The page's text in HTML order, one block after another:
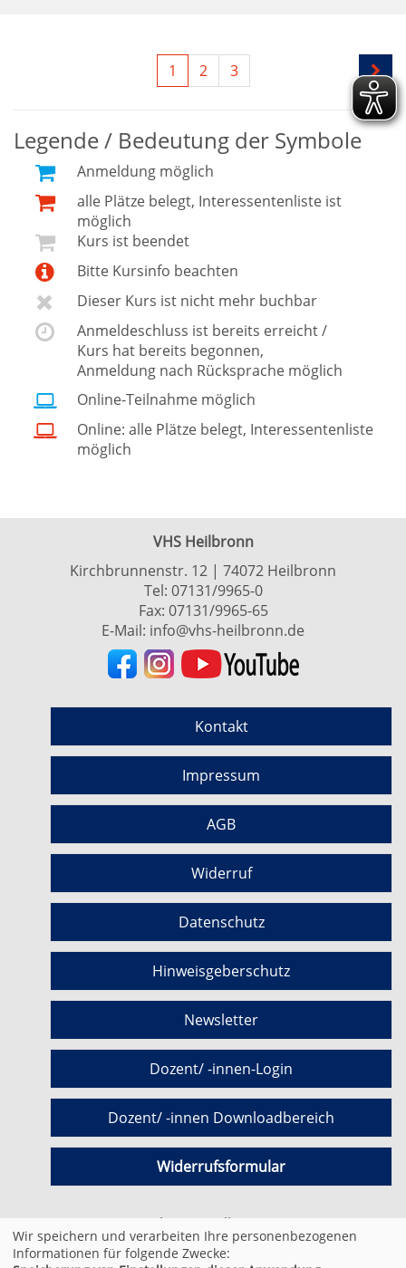
1 2 3
Legende / Bedeutung der Symbole
Anmeldung möglich
alle Plätze belegt, Interessentenliste ist
möglich
Kurs ist beendet
Bitte Kursinfo beachten
Dieser Kurs ist nicht mehr buchbar
Anmeldeschluss ist bereits erreicht /
Kurs hat bereits begonnen,
Anmeldung nach Rücksprache möglich
Online-Teilnahme möglich
Online: alle Plätze belegt, Interessentenliste
möglich
VHS Heilbronn
Kirchbrunnenstr. 12 | 74072 Heilbronn
Tel: 07131/9965-0
Fax: 07131/9965-65
E-Mail: info@vhs-heilbronn.de
Kontakt
Impressum
AGB
Widerruf
Datenschutz
Hinweisgeberschutz
Newsletter
Dozent/ -innen-Login
Dozent/ -innen Downloadbereich
Widerrufsformular
Cookie Einstellungen
Wir speichern und verarbeiten Ihre personenbezogenen
Informationen für folgende Zwecke: